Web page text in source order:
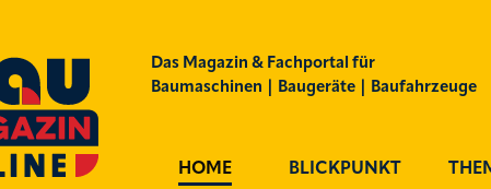
Das Magazin & Fachportal für
Baumaschinen | Baugeräte | Baufahrzeuge
HOME BLICKPUNKT